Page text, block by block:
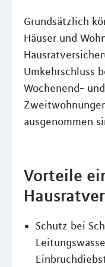
Grundsätzlich
Häuser und
Umkehrschluss
Wochenend-
ausgenommen
Vorteile
Schutz bei